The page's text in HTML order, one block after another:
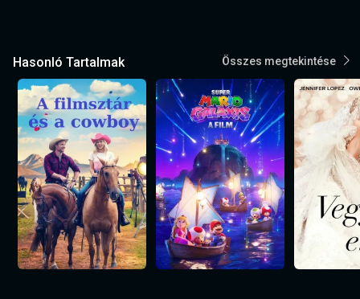
Hasonló Tartalmak Összes megtekintése